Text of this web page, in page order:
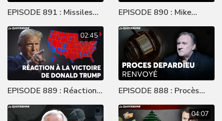
EPISODE 891 : Missiles
Longue Portée
EPISODE 890 : Mike
Tyson
02:45
EPISODE 889 : Réaction à
la victoire de Donald
Trump
EPISODE 888 : Procès
Depardieu renvoyé
04:07